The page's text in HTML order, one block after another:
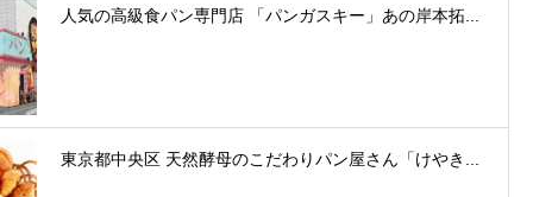
人気の高級食パン専門店 「パンガスキー」あの岸本拓...
東京都中央区 天然酵母のこだわりパン屋さん「けやき...